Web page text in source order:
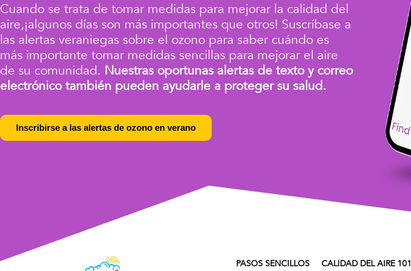
Cuando se trata de tomar medidas para mejorar la calidad del
aire,¡algunos días son más importantes que otros! Suscríbase a
las alertas veraniegas sobre el ozono para saber cuándo es
más importante tomar medidas sencillas para mejorar el aire
de su comunidad. Nuestras oportunas alertas de texto y correo
electrónico también pueden ayudarle a proteger su salud.
Inscribirse a las alertas de ozono en verano
PASOS SENCILLOS CALIDAD DEL AIRE 101